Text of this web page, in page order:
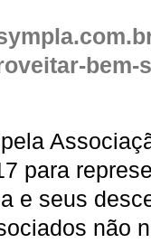
bem-
para
e seus
não